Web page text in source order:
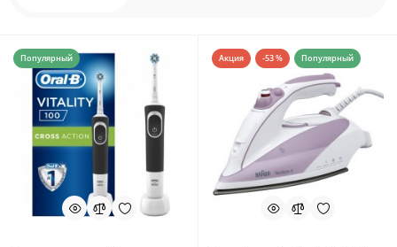
Популярный Акция -53 % Популярный